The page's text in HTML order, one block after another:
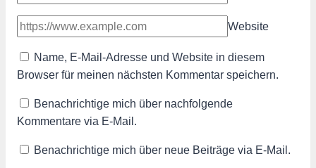
Website
Name, E-Mail-Adresse und Website in diesem
Browser für meinen nächsten Kommentar speichern.
Benachrichtige mich über nachfolgende
Kommentare via E-Mail.
Benachrichtige mich über neue Beiträge via E-Mail.